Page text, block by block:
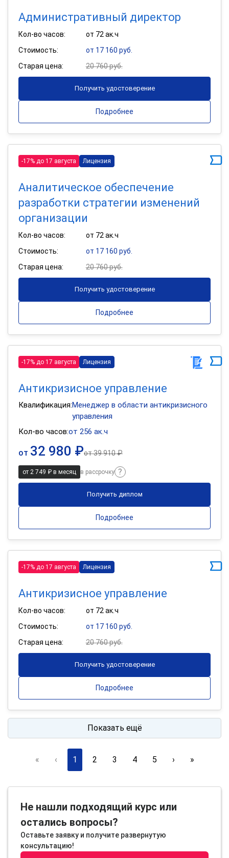
Административный директор
Кол-во часов:
от 72 ак.ч
Стоимость:
от 17 160 руб.
Старая цена:
20 760 руб.
Получить удостоверение
Подробнее
-17% до 17 августа Лицензия
Аналитическое обеспечение
разработки стратегии изменений
организации
Кол-во часов:
от 72 ак.ч
Стоимость:
от 17 160 руб.
Старая цена:
20 760 руб.
Получить удостоверение
Подробнее
-17% до 17 августа Лицензия
Антикризисное управление
Квалификация:Менеджер в области антикризисного
управления
Кол-во часов:от 256 ак.ч
от 32 980 ₽от39 910 ₽
от 2 749 ₽ в месяц в рассрочку
Получить диплом
Подробнее
-17% до 17 августа Лицензия
Антикризисное управление
Кол-во часов:
от 72 ак.ч
Стоимость:
от 17 160 руб.
Старая цена:
20 760 руб.
Получить удостоверение
Подробнее
Показать ещё
« ‹ 1 2 3 4 5 › »
Не нашли подходящий курс или
остались вопросы?
Оставьте заявку и получите развернутую
консультацию!